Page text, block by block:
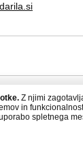
Z njimi
in
spletnega